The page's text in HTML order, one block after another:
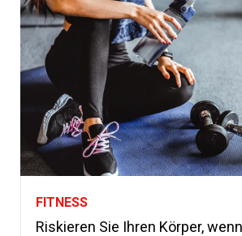
FITNESS
Riskieren Sie Ihren Körper,